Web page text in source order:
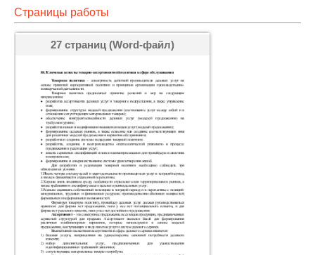
Страницы работы
27 страниц (Word-файл)